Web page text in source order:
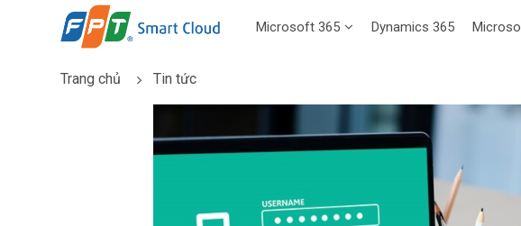
Microsoft 365 Dynamics 365
Trang chủ Tin tức